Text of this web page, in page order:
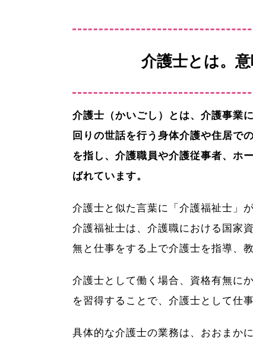
介護士とは。
介護士（かいごし）とは、介護事業
回りの世話を行う身体介護や住居で
を指し、介護職員や介護従事者、ホ
ばれています。
介護士と似た言葉に「介護福祉士」が
介護福祉士は、介護職における国家
無と仕事をする上で介護士を指導、
介護士として働く場合、資格有無に
を習得することで、介護士として仕
具体的な介護士の業務は、おおまか